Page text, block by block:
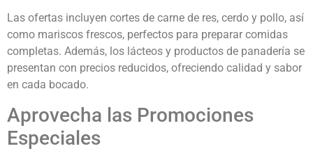
Las ofertas incluyen cortes de carne de res, cerdo y pollo, así
como mariscos frescos, perfectos para preparar comidas
completas. Además, los lácteos y productos de panadería se
presentan con precios reducidos, ofreciendo calidad y sabor
en cada bocado.
Aprovecha las Promociones
Especiales